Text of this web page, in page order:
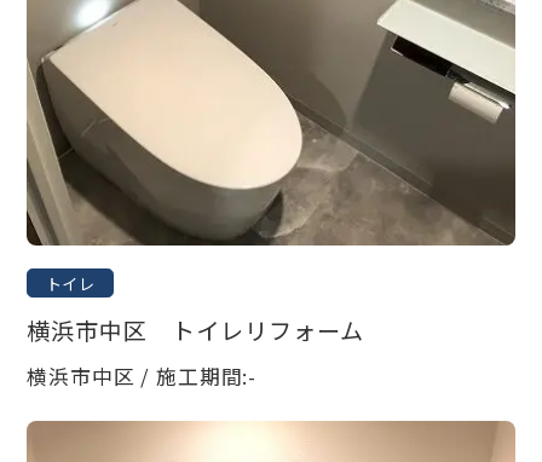
トイレ
横浜市中区 トイレリフォーム
横浜市中区 / 施工期間:-